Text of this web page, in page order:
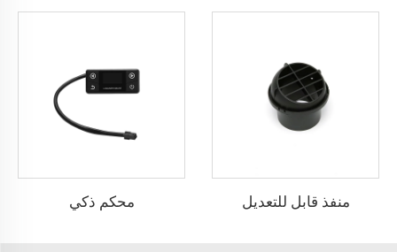
منفذ قابل للتعديل محكم ذكي